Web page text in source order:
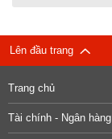
Lên đầu trang
Trang chủ
Tài chính - Ngân hàng